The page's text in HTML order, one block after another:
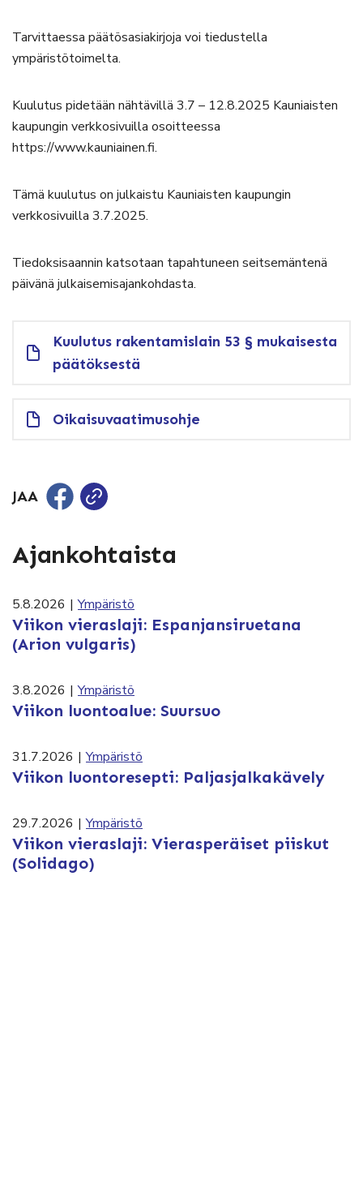
Tarvittaessa päätösasiakirjoja voi tiedustella
ympäristötoimelta.
Kuulutus pidetään nähtävillä 3.7 – 12.8.2025 Kauniaisten
kaupungin verkkosivuilla osoitteessa
https://www.kauniainen.fi.
Tämä kuulutus on julkaistu Kauniaisten kaupungin
verkkosivuilla 3.7.2025.
Tiedoksisaannin katsotaan tapahtuneen seitsemäntenä
päivänä julkaisemisajankohdasta.
Kuulutus rakentamislain 53 § mukaisesta
päätöksestä
Oikaisuvaatimusohje
JAA
Ajankohtaista
5.8.2026 | Ympäristö
Viikon vieraslaji: Espanjansiruetana
(Arion vulgaris)
3.8.2026 | Ympäristö
Viikon luontoalue: Suursuo
31.7.2026 | Ympäristö
Viikon luontoresepti: Paljasjalkakävely
29.7.2026 | Ympäristö
Viikon vieraslaji: Vierasperäiset piiskut
(Solidago)